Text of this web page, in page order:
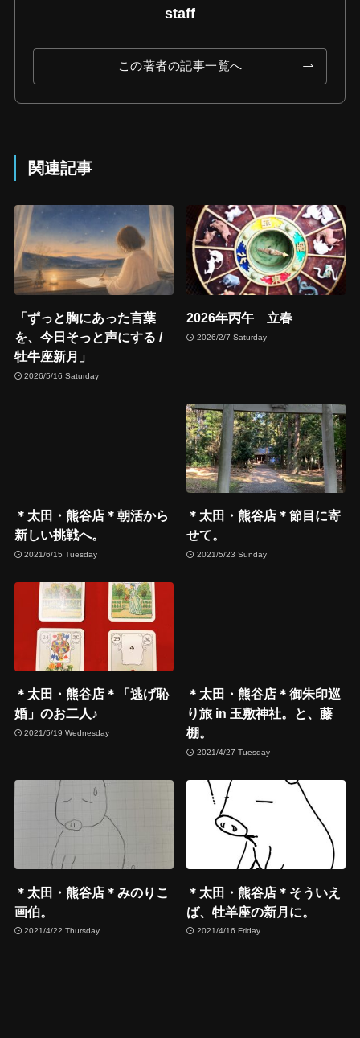
staff
この著者の記事一覧へ
関連記事
「ずっと胸にあった言葉
を、今日そっと声にする /
牡牛座新月」
2026/5/16 Saturday
2026年丙午 立春
2026/2/7 Saturday
＊太田・熊谷店＊朝活から
新しい挑戦へ。
2021/6/15 Tuesday
＊太田・熊谷店＊節目に寄
せて。
2021/5/23 Sunday
＊太田・熊谷店＊「逃げ恥
婚」のお二人♪
2021/5/19 Wednesday
＊太田・熊谷店＊御朱印巡
り旅 in 玉敷神社。と、藤
棚。
2021/4/27 Tuesday
＊太田・熊谷店＊みのりこ
画伯。
2021/4/22 Thursday
＊太田・熊谷店＊そういえ
ば、牡羊座の新月に。
2021/4/16 Friday